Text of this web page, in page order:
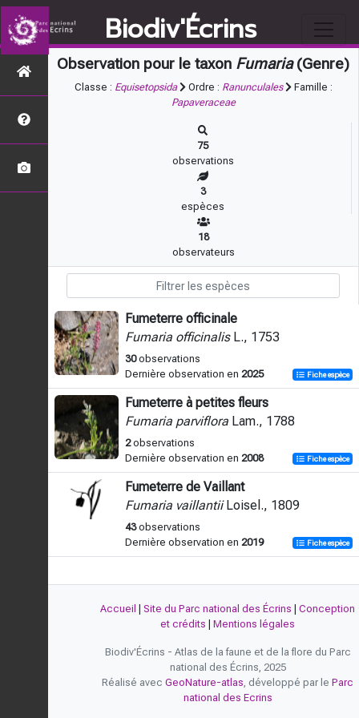
Biodiv'Écrins
Observation pour le taxon Fumaria(Genre)
Classe : Equisetopsida Ordre : Ranunculales
Famille :
Papaveraceae
75
observations
3
espèces
18
observateurs
Fumeterre officinale
Fumaria officinalisL., 1753
30observations
Dernière observation en 2025 Fiche espèce
Fumeterre à petites fleurs
Fumaria parviflora Lam., 1788
2observations
Dernière observation en 2008 Fiche espèce
Fumeterre de Vaillant
Fumaria vaillantiiLoisel., 1809
43observations
Dernière observation en 2019 Fiche espèce
Accueil Site du Parc national des Écrins
Conception
et crédits
Mentions légales
Biodiv'Écrins - Atlas de la faune et de la flore du Parc
national des Écrins, 2025
Réalisé avec GeoNature-atlas, développé par le Parc
national des Ecrins